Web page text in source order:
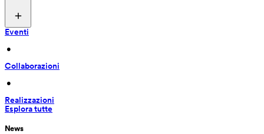
Eventi
•
Collaborazioni
•
Realizzazioni
Esplora tutte
News